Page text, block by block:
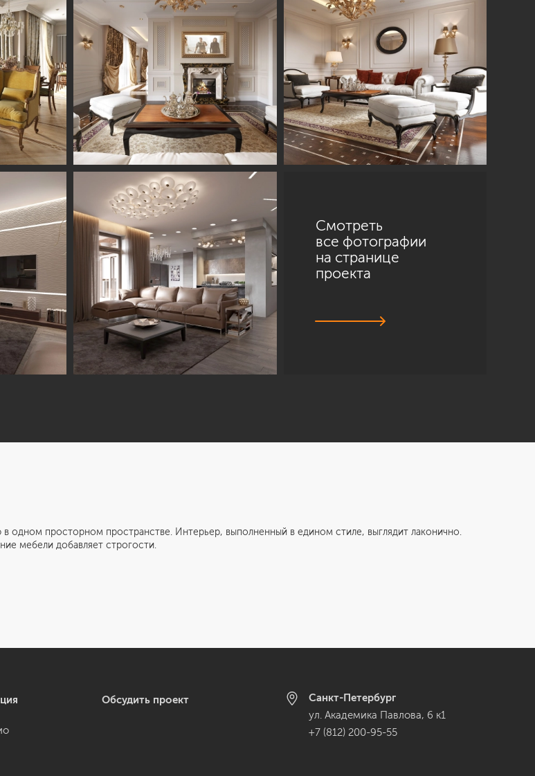
Смотреть
все фотографии
на странице
проекта
просторном пространстве. Интерьер, выполненный в едином стиле, выглядит лаконично.
мебели добавляет строгости.
Обсудить проект
Санкт-Петербург
ул. Академика Павлова, 6 к1
+7 (812) 200-95-55